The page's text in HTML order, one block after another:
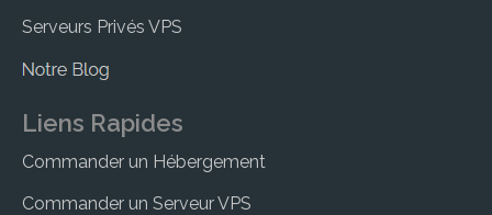
Serveurs Privés VPS
Liens Rapides
Commander un Hébergement
Commander un Serveur VPS